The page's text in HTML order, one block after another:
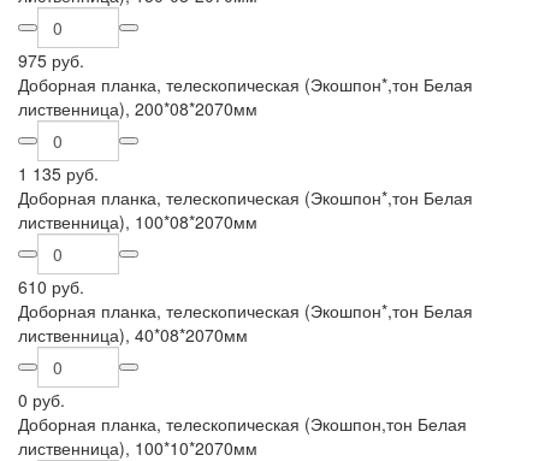
975 руб.
Доборная планка, телескопическая (Экошпон*,тон Белая
лиственница), 200*08*2070мм
1 135 руб.
Доборная планка, телескопическая (Экошпон*,тон Белая
лиственница), 100*08*2070мм
610 руб.
Доборная планка, телескопическая (Экошпон*,тон Белая
лиственница), 40*08*2070мм
0 руб.
Доборная планка, телескопическая (Экошпон,тон Белая
лиственница), 100*10*2070мм